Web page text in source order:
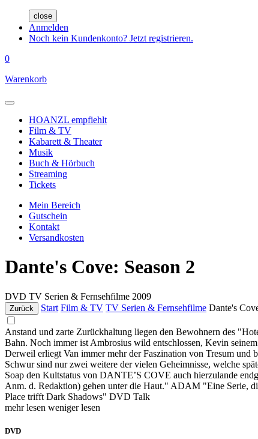
close
Anmelden
Noch kein Kundenkonto? Jetzt registrieren.
0
Warenkorb
HOANZL empfiehlt
Film & TV
Kabarett & Theater
Musik
Buch & Hörbuch
Streaming
Tickets
Mein Bereich
Gutschein
Kontakt
Versandkosten
Dante's Cove: Season 2
DVD TV Serien & Fernsehfilme 2009
Zurück Start Film & TV TV Serien & Fernsehfilme Dante's
Anstand und zarte Zurückhaltung liegen den Bewohnern des
Bahn. Noch immer ist Ambrosius wild entschlossen, Kevin
Derweil erliegt Van immer mehr der Faszination von Tresum
Schwur sind nur zwei weitere der vielen Geheimnisse, welche
Soap den Kultstatus von DANTE’S COVE auch hierzulande
Anm. d. Redaktion) gehen unter die Haut." ADAM "Eine Serie,
Place trifft Dark Shadows" DVD Talk
mehr lesen weniger lesen
DVD